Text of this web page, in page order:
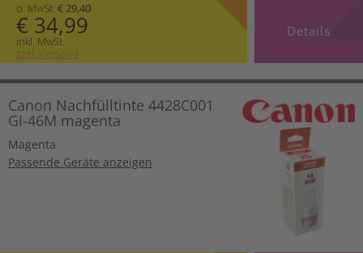
o. MwSt. € 29,40
€ 34,99
inkl. MwSt.
zzgl. Versand
Details
Canon Nachfülltinte 4428C001
GI-46M magenta
Magenta
Passende Geräte anzeigen